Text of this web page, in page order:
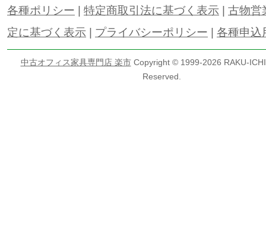
各種ポリシー
特定商取引法に基づく表示
古物営
定に基づく表示
プライバシーポリシー 各種申込
中古オフィス家具専門店 楽市Copyright © 1999-2026 RAKU-
Reserved.